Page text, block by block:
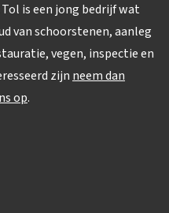
is een jong bedrijf wat
van schoorstenen, aanleg
vegen, inspectie en
zijn neem dan
op.